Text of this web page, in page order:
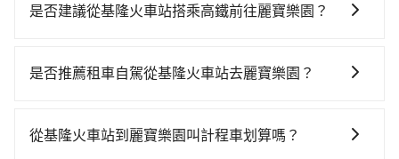
是否建議從基隆火車站搭乘高鐵前往麗寶樂園？
時！從最早06:15一直到22:50，南港-台中一天最多有
車程約29分鐘。抵達高鐵站後，步行進站、現場購票並
是否推薦租車自駕從基隆火車站去麗寶樂園？
時不需要閉目養神（因為要自己開車），最重要的是你
從基隆火車站到麗寶樂園叫計程車划算嗎？